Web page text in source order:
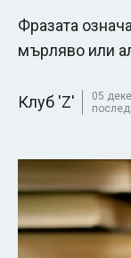
Фразата
мърляво или
Клуб 'Z'
05